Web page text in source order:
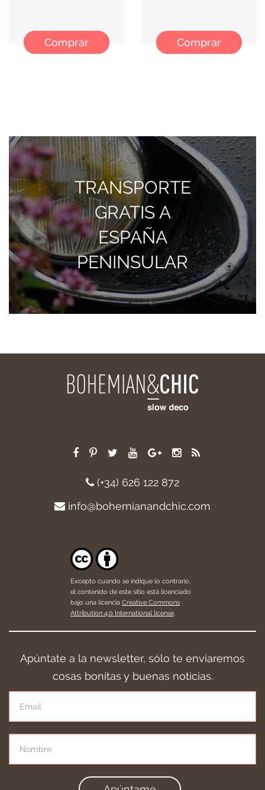
Comprar Comprar
TRANSPORTE
GRATIS A
ESPAÑA
PENINSULAR
(+34) 626 122 872
info@bohemianandchic.com
Excepto cuando se indique lo contrario,
el contenido de este sitio está licenciado
bajo una licencia Creative Commons
Attribution 4.0 International license.
Apúntate a la newsletter, sólo te enviaremos
cosas bonitas y buenas noticias.